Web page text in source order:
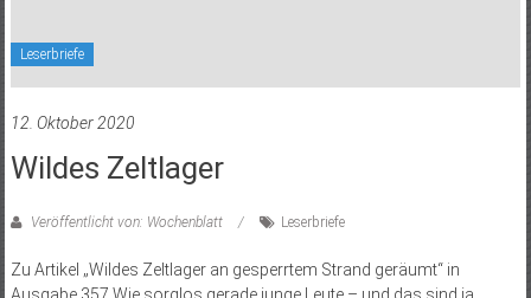
Leserbriefe
12. Oktober 2020
Wildes Zeltlager
Veröffentlicht von: Wochenblatt Leserbriefe
Zu Artikel „Wildes Zeltlager an gesperrtem Strand geräumt“ in